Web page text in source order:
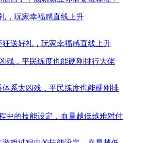
，玩家幸福感直线上升
残，平民练度也能硬刚排行大佬
中的技能设定，血量越低越难对付